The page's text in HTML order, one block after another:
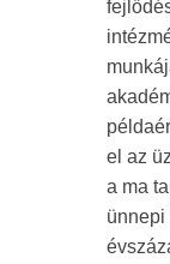
el az
a ma
ünnepi